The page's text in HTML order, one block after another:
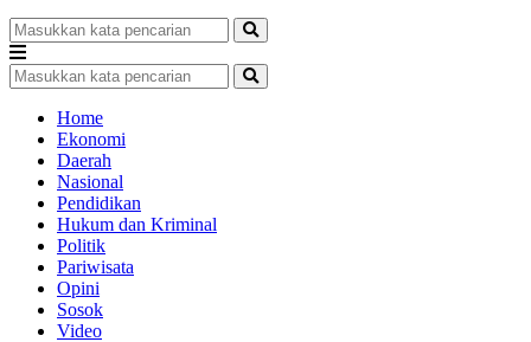
Home
Ekonomi
Daerah
Nasional
Pendidikan
Hukum dan Kriminal
Politik
Pariwisata
Opini
Sosok
Video